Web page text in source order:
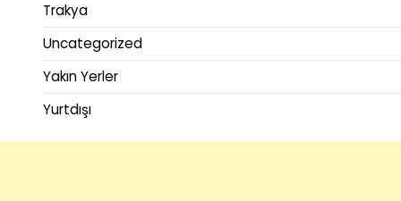
Trakya
Uncategorized
Yakın Yerler
Yurtdışı